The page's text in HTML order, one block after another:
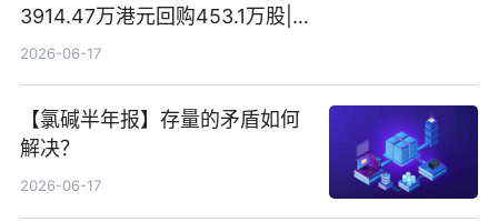
3914.47万港元回购453.1万股|
焦点快报
2026-06-17
【氯碱半年报】存量的矛盾如何
解决？
2026-06-17